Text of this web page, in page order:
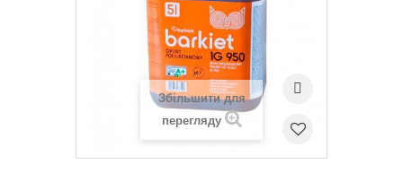
Збільшити для
перегляду